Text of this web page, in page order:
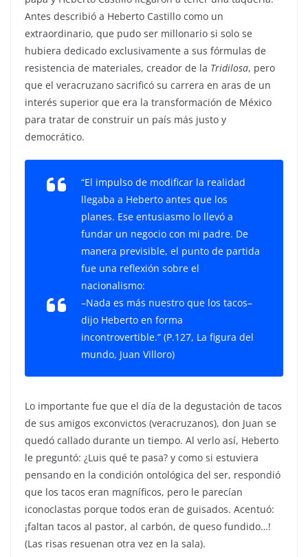
Antes describió a Heberto Castillo como un
extraordinario, que pudo ser millonario si solo se
hubiera dedicado exclusivamente a sus fórmulas de
resistencia de materiales, creador de la Tridilosa, pero
que el veracruzano sacrificó su carrera en aras de un
interés superior que era la transformación de México
para tratar de construir un país más justo y
democrático.
“El impulso de modificar la realidad
llegaba a Heberto antes que los
planes. Ese entusiasmo lo llevó a
fundar un negocio con mi padre. De
manera previsible, el punto de partida
fue una reflexión sobre el
nacionalismo:
–Nada es más nuestro que los tacos–
dijo Heberto en forma
incontrovertible.” (P.127, La figura del
mundo, Juan Villoro)
Lo importante fue que el día de la degustación de tacos
de sus amigos exconvictos (veracruzanos), don Juan se
quedó callado durante un tiempo. Al verlo así, Heberto
le preguntó: ¿Luis qué te pasa? y como si estuviera
pensando en la condición ontológica del ser, respondió
que los tacos eran magníficos, pero le parecían
iconoclastas porque todos eran de guisados. Acentuó:
¡faltan tacos al pastor, al carbón, de queso fundido…!
(Las risas resuenan otra vez en la sala).